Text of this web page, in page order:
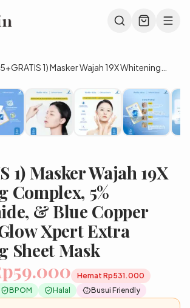
1) Masker Wajah 19X Whitening
| Glow Xpert Extra Whitening Sheet
1) Masker Wajah 19X
Complex, 5%
& Blue Copper
Xpert Extra
Sheet Mask
Hemat Rp531.000
BPOM Halal Busui Friendly